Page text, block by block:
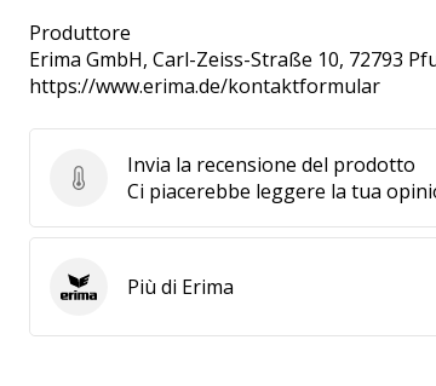
Produttore
Erima GmbH, Carl-Zeiss-Straße 10, 72793
https://www.erima.de/kontaktformular
Invia la recensione del prodotto
Invia la recensione del prodotto
Ci piacerebbe leggere la tua
ErimaPiù di Erima